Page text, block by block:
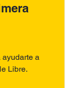
ayudarte a
Libre.